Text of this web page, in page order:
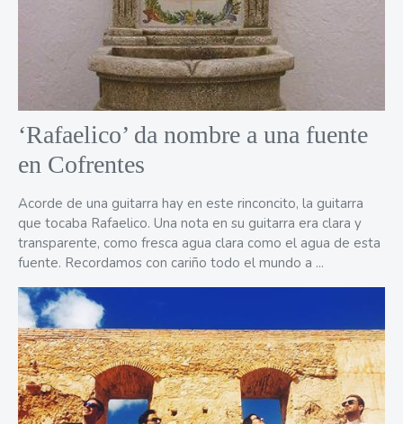
‘Rafaelico’ da nombre a una fuente
en Cofrentes
Acorde de una guitarra hay en este rinconcito, la guitarra
que tocaba Rafaelico. Una nota en su guitarra era clara y
transparente, como fresca agua clara como el agua de esta
fuente. Recordamos con cariño todo el mundo a ...